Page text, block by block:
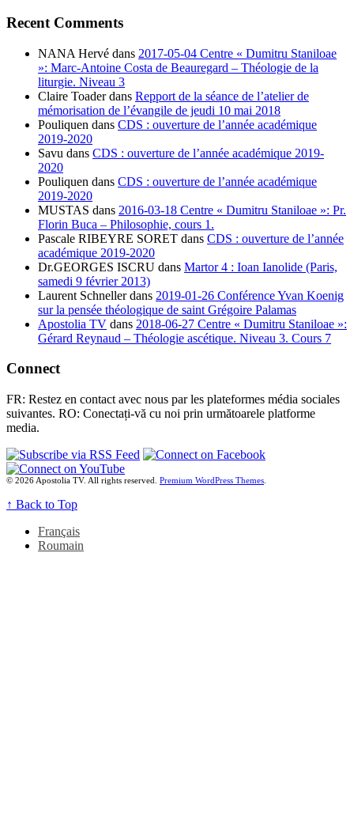
Recent Comments
NANA Hervé dans 2017-05-04 Centre « Dumitru Staniloae
»: Marc-Antoine Costa de Beauregard – Théologie de la
liturgie. Niveau 3
Claire Toaderdans Repport de la séance de l’atelier de
mémorisation de l’évangile de jeudi 10 mai 2018
Pouliquen dans CDS : ouverture de l’année académique
2019-2020
Savu dans CDS : ouverture de l’année académique 2019-
2020
Pouliquen dans CDS : ouverture de l’année académique
2019-2020
MUSTAS dans 2016-03-18 Centre « Dumitru Staniloae »: Pr.
Florin Buca – Philosophie, cours 1.
Pascale RIBEYRE SORET dans CDS : ouverture de l’année
académique 2019-2020
Dr.GEORGES ISCRU dans Martor 4 : Ioan Ianolide (Paris,
samedi 9 février 2013)
Laurent Schnellerdans 2019-01-26 Conférence Yvan Koenig
sur la pensée théologique de saint Grégoire Palamas
Apostolia TV dans 2018-06-27 Centre « Dumitru Staniloae »:
Gérard Reynaud – Théologie ascétique. Niveau 3. Cours 7
Connect
FR: Restez en contact avec nous par les plateformes média sociales
suivantes. RO: Conectați-vă cu noi prin următoarele platforme
media.
© 2026 Apostolia TV. All rights reserved. Premium WordPress Themes
↑ Back to Top
Français
Roumain